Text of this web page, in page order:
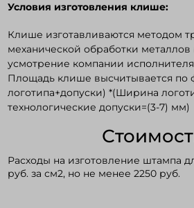
Условия изготовления клише:
Клише изготавливаются методом
механической обработки металлов
усмотрение компании
Площадь клише высчитывается по
логотипа+допуски) *(Ширина
технологические допуски=(3-7) мм)
Расходы на изготовление штампа
руб. за см2, но не менее 2250 руб.